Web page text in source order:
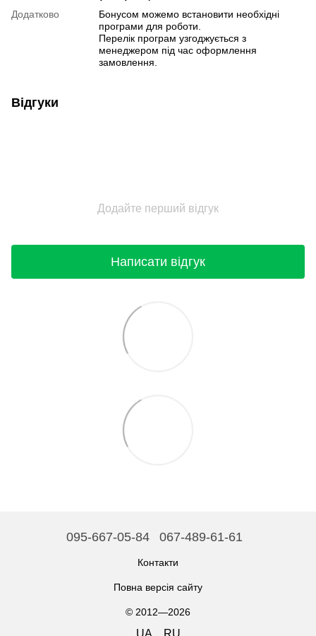
Додатково
Бонусом можемо встановити необхідні
програми для роботи.
Перелік програм узгоджується з
менеджером під час оформлення
замовлення.
Відгуки
Додайте перший відгук
Написати відгук
095-667-05-84 067-489-61-61
Контакти
Повна версія сайту
© 2012—2026
UA RU